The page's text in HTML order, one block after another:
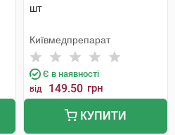
шт
Київмедпрепарат
Є в наявності
від 149.50 грн
КУПИТИ